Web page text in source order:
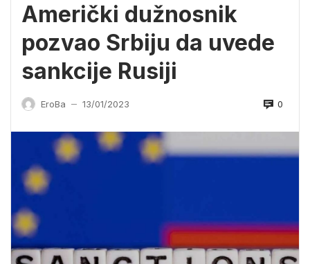
Američki dužnosnik
pozvao Srbiju da uvede
sankcije Rusiji
EroBa — 13/01/2023 0